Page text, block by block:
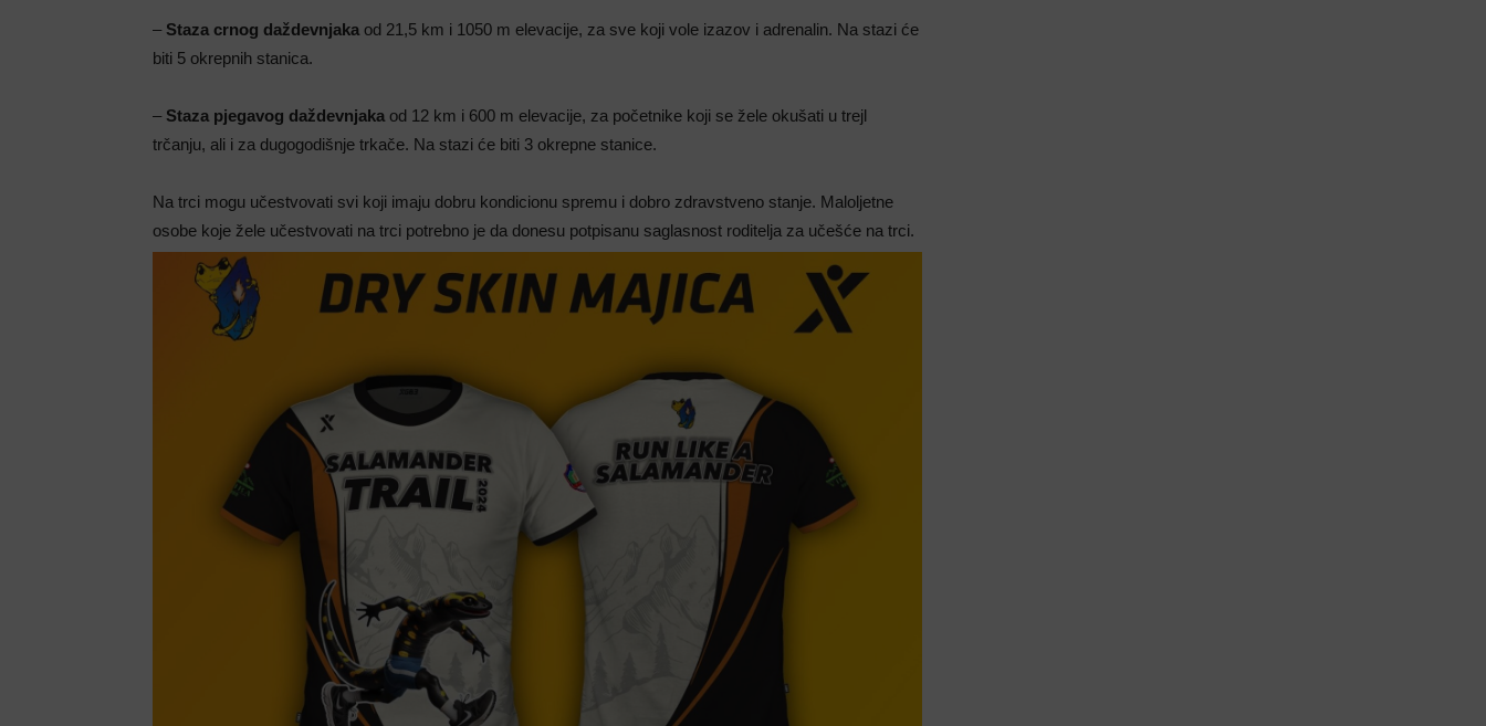
– Staza crnog daždevnjaka od 21,5 km i 1050 m elevacije, za sve koji vole izazov i adrenalin. Na stazi će
biti 5 okrepnih stanica.
– Staza pjegavog daždevnjaka od 12 km i 600 m elevacije, za početnike koji se žele okušati u trejl
trčanju, ali i za dugogodišnje trkače. Na stazi će biti 3 okrepne stanice.
Na trci mogu učestvovati svi koji imaju dobru kondicionu spremu i dobro zdravstveno stanje. Maloljetne
osobe koje žele učestvovati na trci potrebno je da donesu potpisanu saglasnost roditelja za učešće na trci.